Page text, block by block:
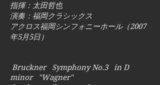
指揮：太田哲也
演奏：福岡クラシックス
アクロス福岡シンフォニーホール（2007
年5月5日）
Bruckner Symphony No.3 in D
minor "Wagner"